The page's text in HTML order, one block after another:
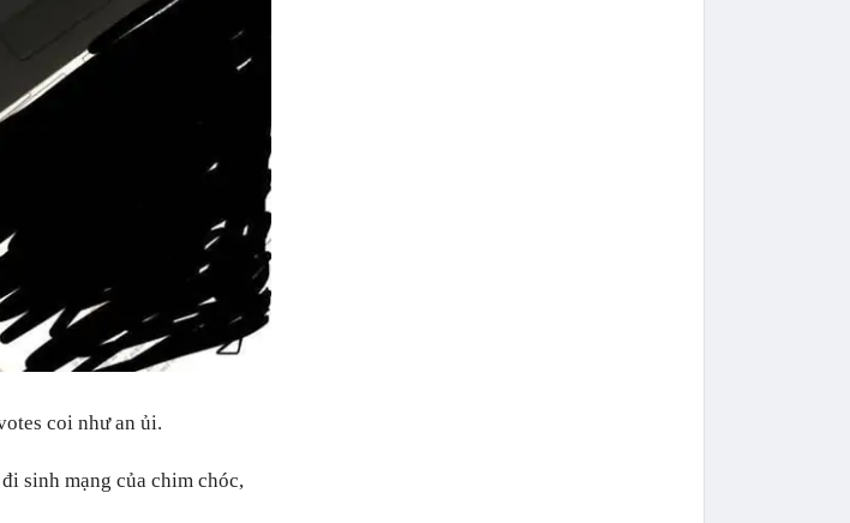
coi như an ủi.
sinh mạng của chim chóc,